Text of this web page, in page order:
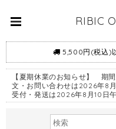
RIBIC
5,500円(税込)
【夏期休業のお知らせ】 期
文・お問い合わせは2026年8
受付・発送は2026年8月10日